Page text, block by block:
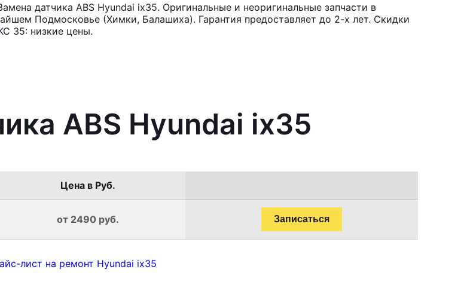
датчика ABS Hyundai ix35. Оригинальные и неоригинальные запчасти в
Подмосковье (Химки, Балашиха). Гарантия предоставляет до 2-х лет. Скидки
35: низкие цены.
ABS Hyundai ix35
Цена в Руб.
от 2490 руб. Записаться
лист на ремонт Hyundai ix35